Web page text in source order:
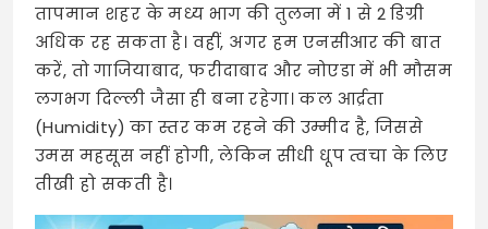
तापमान शहर के मध्य भाग की तुलना में 1 से 2 डिग्री
अधिक रह सकता है। वहीं, अगर हम एनसीआर की बात
करें, तो गाजियाबाद, फरीदाबाद और नोएडा में भी मौसम
लगभग दिल्ली जैसा ही बना रहेगा। कल आर्द्रता
(Humidity) का स्तर कम रहने की उम्मीद है, जिससे
उमस महसूस नहीं होगी, लेकिन सीधी धूप त्वचा के लिए
तीखी हो सकती है।